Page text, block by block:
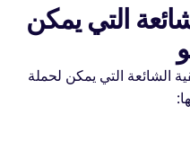
التي يمكن
الشائعة التي يمكن لحملة